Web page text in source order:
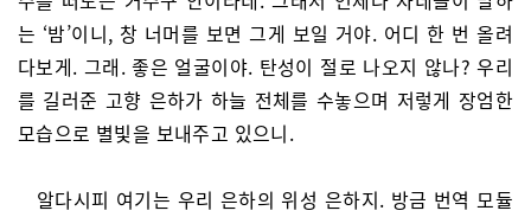
는 ‘밤’이니, 창 너머를 보면 그게 보일 거야. 어디 한 번 올려
다보게. 그래. 좋은 얼굴이야. 탄성이 절로 나오지 않나? 우리
를 길러준 고향 은하가 하늘 전체를 수놓으며 저렇게 장엄한
모습으로 별빛을 보내주고 있으니.
알다시피 여기는 우리 은하의 위성 은하지. 방금 번역 모듈